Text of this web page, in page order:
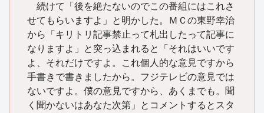
続けて「後を絶たないのでこの番組にはこれさ
せてもらいますよ」と明かした。ＭＣの東野幸治
から「キリトリ記事禁止って札出したって記事に
なりますよ」と突っ込まれると「それはいいです
よ、それだけですよ。これ個人的な意見ですから
手書きで書きましたから。フジテレビの意見では
ないですよ。僕の意見ですから、あくまでも。聞
く聞かないはあなた次第」とコメントするとスタ